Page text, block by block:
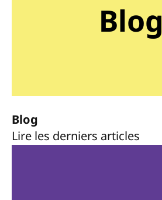
Blog
Blog
Lire les derniers articles